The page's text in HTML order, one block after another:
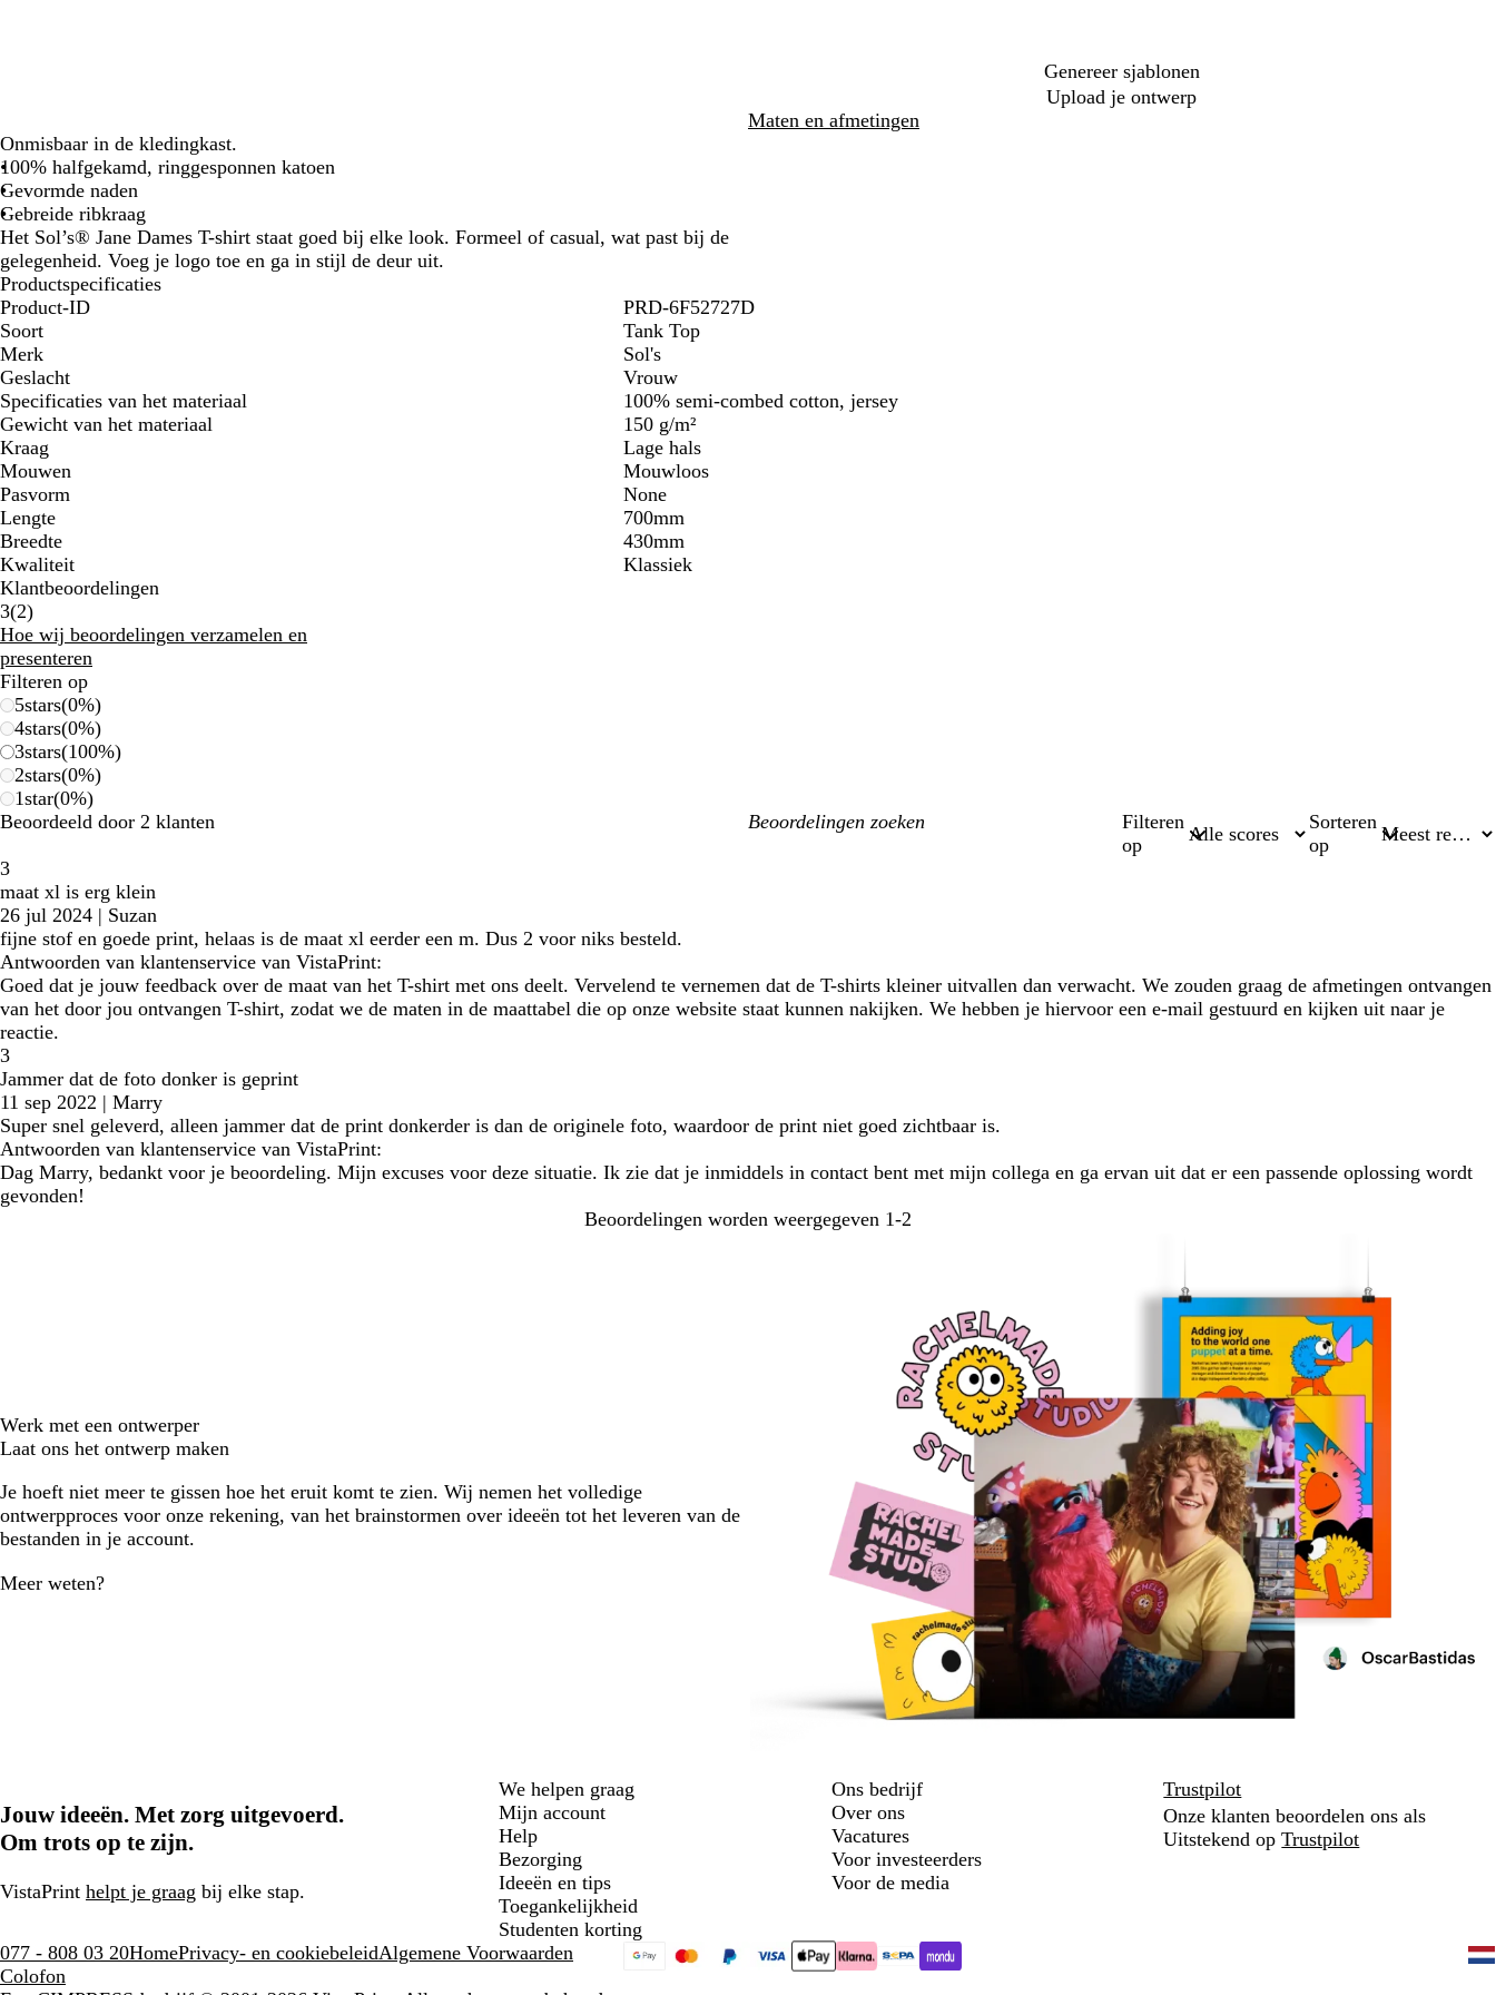
u
w
l
Genereer sjablonen
Upload je ontwerp
Maten en afmetingen
Onmisbaar in de kledingkast.
100% halfgekamd, ringgesponnen katoen
Gevormde naden
Gebreide ribkraag
Het Sol’s® Jane Dames T-shirt staat goed bij elke look. Formeel of casual, wat past bij de
gelegenheid. Voeg je logo toe en ga in stijl de deur uit.
Productspecificaties
Product-ID
PRD-6F52727D
Soort
Tank Top
Merk
Sol's
Geslacht
Vrouw
Specificaties van het materiaal
100% semi-combed cotton, jersey
Gewicht van het materiaal
150 g/m²
Kraag
Lage hals
Mouwen
Mouwloos
Pasvorm
None
Lengte
700mm
Breedte
430mm
Kwaliteit
Klassiek
Klantbeoordelingen
3(22
klantbeoordelingen
)
Hoe wij beoordelingen verzamelen en
presenteren
Filteren op
5stars(0%)
4stars(0%)
3stars(100%)
2stars(0%)
1star(0%)
Beoordeeld door 2 klanten
Mijn
Filteren
op
Sorteren
op
3
maat xl is erg klein
26 jul 2024 | Suzan
fijne stof en goede print, helaas is de maat xl eerder een m. Dus 2 voor niks besteld.
Antwoorden van klantenservice van VistaPrint:
Goed dat je jouw feedback over de maat van het T-shirt met ons deelt. Vervelend te vernemen dat de T-shirts kleiner uitvallen dan verwacht. We zouden graag de afmetingen ontvangen
van het door jou ontvangen T-shirt, zodat we de maten in de maattabel die op onze website staat kunnen nakijken. We hebben je hiervoor een e-mail gestuurd en kijken uit naar je
reactie.
3
Jammer dat de foto donker is geprint
11 sep 2022 | Marry
Super snel geleverd, alleen jammer dat de print donkerder is dan de originele foto, waardoor de print niet goed zichtbaar is.
Antwoorden van klantenservice van VistaPrint:
Dag Marry, bedankt voor je beoordeling. Mijn excuses voor deze situatie. Ik zie dat je inmiddels in contact bent met mijn collega en ga ervan uit dat er een passende oplossing wordt
gevonden!
Beoordelingen worden weergegeven 1-2
Werk met een ontwerper
Laat ons het ontwerp maken
Je hoeft niet meer te gissen hoe het eruit komt te zien. Wij nemen het volledige
ontwerpproces voor onze rekening, van het brainstormen over ideeën tot het leveren van de
bestanden in je account.
Meer weten?
Jouw ideeën. Met zorg uitgevoerd.
Om trots op te zijn.
VistaPrint helpt je graag bij elke stap.
We helpen graag
Mijn account
Help
Bezorging
Ideeën en tips
Toegankelijkheid
Studenten korting
Ons bedrijf
Over ons
Vacatures
Voor investeerders
Voor de media
Trustpilot
Onze klanten beoordelen ons als
Uitstekend opTrustpilot
077 - 808 03 20HomePrivacy- en cookiebeleidAlgemene Voorwaarden
Colofon